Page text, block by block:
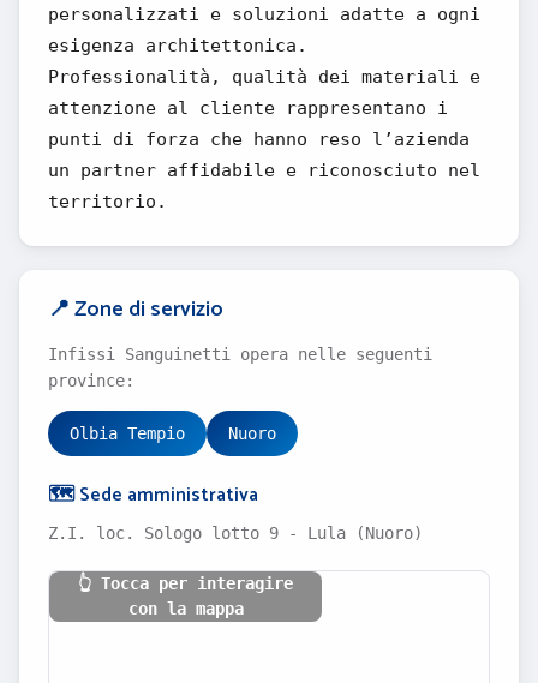
personalizzati e soluzioni adatte a ogni
esigenza architettonica.
Professionalità, qualità dei materiali e
attenzione al cliente rappresentano i
punti di forza che hanno reso l’azienda
un partner affidabile e riconosciuto nel
territorio.
📍 Zone di servizio
Infissi Sanguinetti opera nelle seguenti
province:
Olbia Tempio Nuoro
🗺️ Sede amministrativa
Z.I. loc. Sologo lotto 9 - Lula (Nuoro)
👆 Tocca per interagire
con la mappa